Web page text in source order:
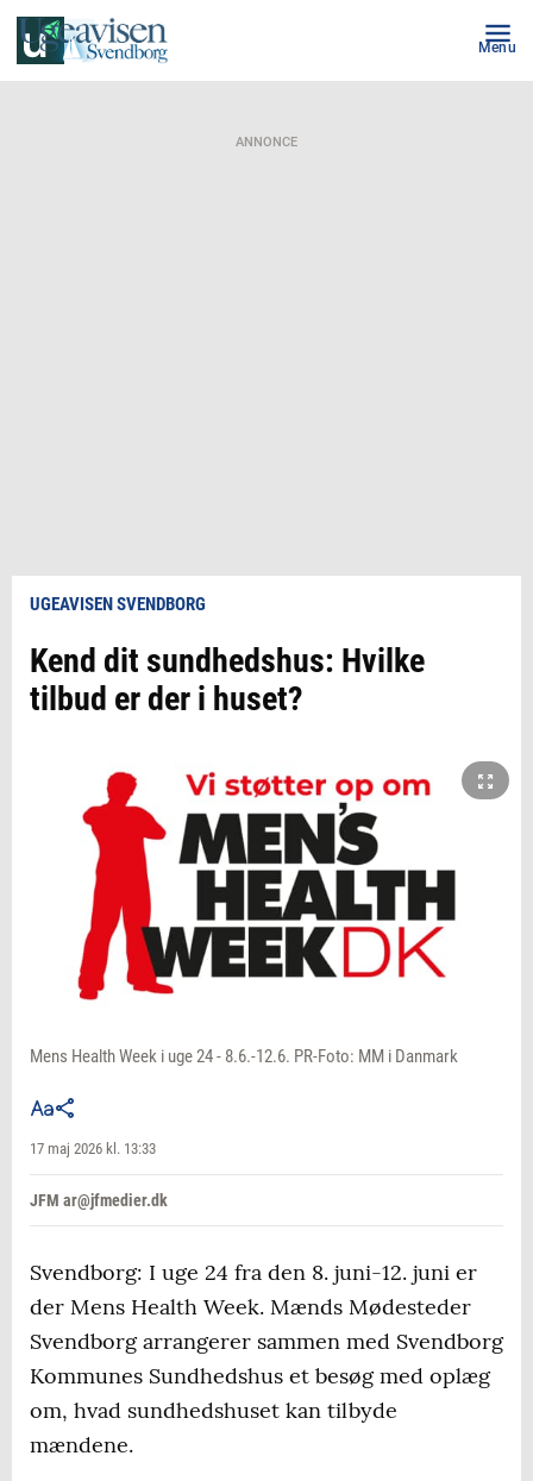
Menu
ANNONCE
UGEAVISEN SVENDBORG
Kend dit sundhedshus: Hvilke
tilbud er der i huset?
Mens Health Week i uge 24 - 8.6.-12.6. PR-Foto: MM i Danmark
17 maj 2026 kl. 13:33
JFM ar@jfmedier.dk
Svendborg: I uge 24 fra den 8. juni-12. juni er
der Mens Health Week. Mænds Mødesteder
Svendborg arrangerer sammen med Svendborg
Kommunes Sundhedshus et besøg med oplæg
om, hvad sundhedshuset kan tilbyde
mændene.